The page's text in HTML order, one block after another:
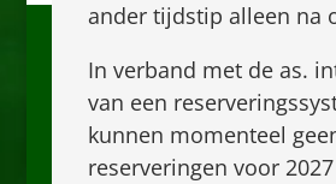
ander tijdstip alleen na
In verband met de as.
van een
kunnen momenteel
reserveringen voor
De Krösenberg
Haller Straße 1
49843 Getelo
Duitsland